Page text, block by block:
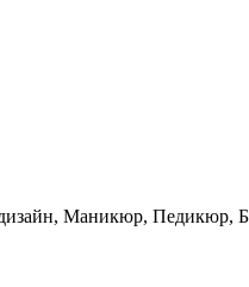
Маникюр, Педикюр,